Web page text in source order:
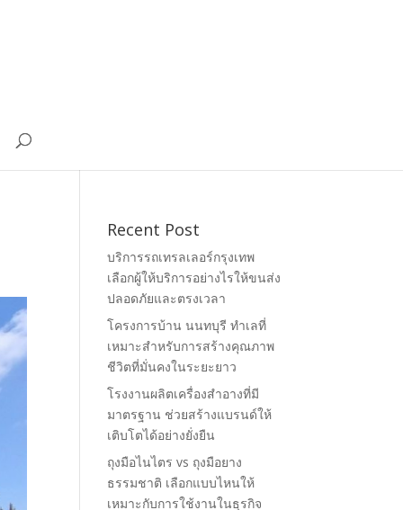
Recent Post
บริการรถเทรลเลอร์กรุงเทพ
เลือกผู้ให้บริการอย่างไรให้ขนส่ง
ปลอดภัยและตรงเวลา
โครงการบ้าน นนทบุรี ทำเลที่
เหมาะสำหรับการสร้างคุณภาพ
ชีวิตที่มั่นคงในระยะยาว
โรงงานผลิตเครื่องสำอางที่มี
มาตรฐาน ช่วยสร้างแบรนด์ให้
เติบโตได้อย่างยั่งยืน
ถุงมือไนไตร vs ถุงมือยาง
ธรรมชาติ เลือกแบบไหนให้
เหมาะกับการใช้งานในธุรกิจ